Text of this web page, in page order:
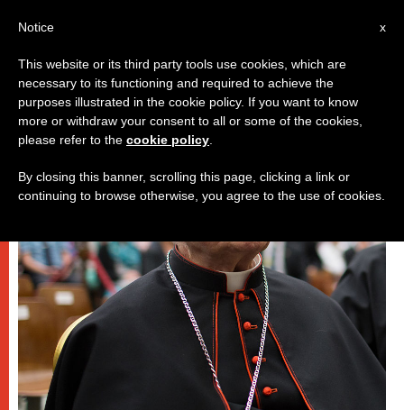
DICASTERI
x
Notice
This website or its third party tools use cookies, which are
necessary to its functioning and required to achieve the
purposes illustrated in the cookie policy. If you want to know
more or withdraw your consent to all or some of the cookies,
please refer to the cookie policy
By closing this banner, scrolling this page, clicking a link or
continuing to browse otherwise, you agree to the use of cookies.